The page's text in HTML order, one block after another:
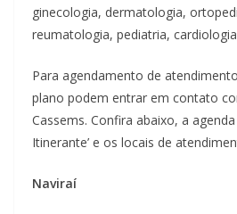
ginecologia, dermatologia,
reumatologia, pediatria,
Para agendamento de
plano podem entrar em contato
Cassems. Confira abaixo, a agenda
Itinerante’ e os locais de
Naviraí